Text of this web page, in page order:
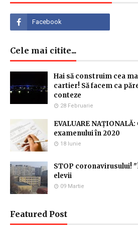
Cele mai citite...
Hai să construim cea
cartier! Să facem ca
conteze
28 Februarie
EVALUARE
examenului în 2020
18 Iunie
STOP coronavirusului!
elevii
09 Martie
Featured Post